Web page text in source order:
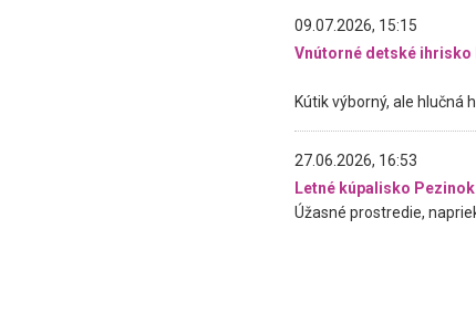
09.07.2026, 15:15
27.06.2026, 16:53
Letné kúpalisko Pezinok